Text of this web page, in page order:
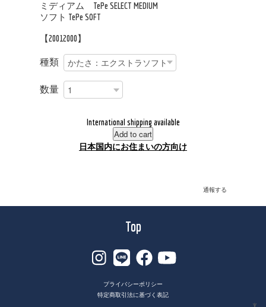
ミディアム TePe SELECT MEDIUM
ソフト TePe SOFT
【20012000】
種類
数量
International shipping available
Add to cart
日本国内にお住まいの方向け
通報する
Top
プライバシーポリシー
特定商取引法に基づく表記